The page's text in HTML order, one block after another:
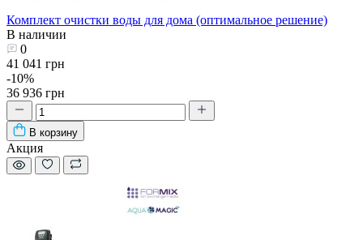
Комплект очистки воды для дома (оптимальное решение)
В наличии
0
41 041 грн
-10%
36 936 грн
В корзину
Акция